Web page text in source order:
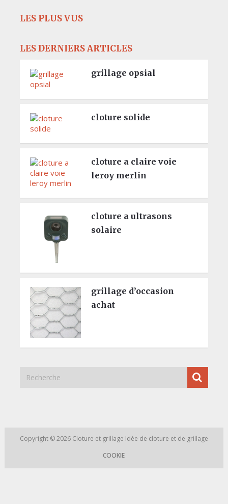
LES PLUS VUS
LES DERNIERS ARTICLES
grillage opsial
cloture solide
cloture a claire voie
leroy merlin
cloture a ultrasons
solaire
grillage d’occasion
achat
Copyright © 2026 Cloture et grillage Idée de cloture et de grillage
COOKIE